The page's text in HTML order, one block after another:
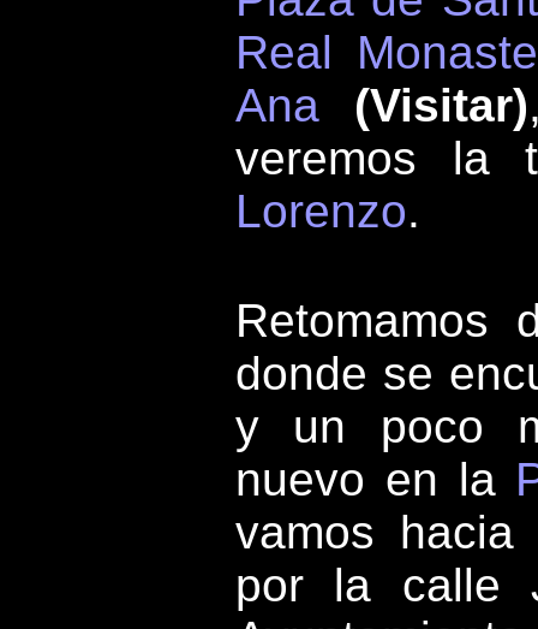
Real
Ana
(Visitar)
veremos
Lorenzo.
Retomamos
donde se
y un poco
nuevo en la
vamos
por la calle